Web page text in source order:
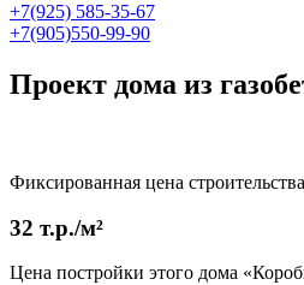
+7(925) 585-35-67
+7(905)550-99-90
Проект дома из
Фиксированная цена
32 т.р./м²
Цена постройки этого дома